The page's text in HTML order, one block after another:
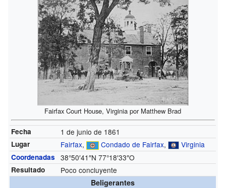
Fairfax Court House, Virginia por Matthew Brad
Fecha 1 de junio de 1861
Lugar Fairfax, Condado de Fairfax, Virginia
Coordenadas 38°50′41″N 77°18′33″O
Resultado
Poco concluyente
Beligerantes